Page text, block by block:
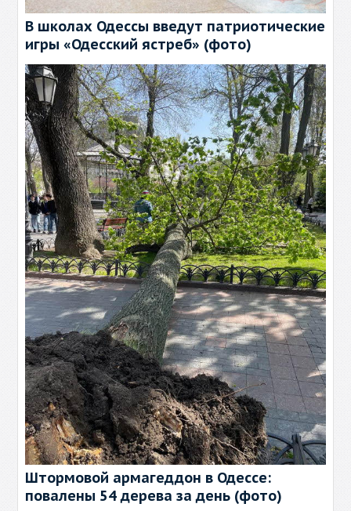
В школах Одессы введут патриотические
игры «Одесский ястреб» (фото)
Штормовой армагеддон в Одессе:
повалены 54 дерева за день (фото)